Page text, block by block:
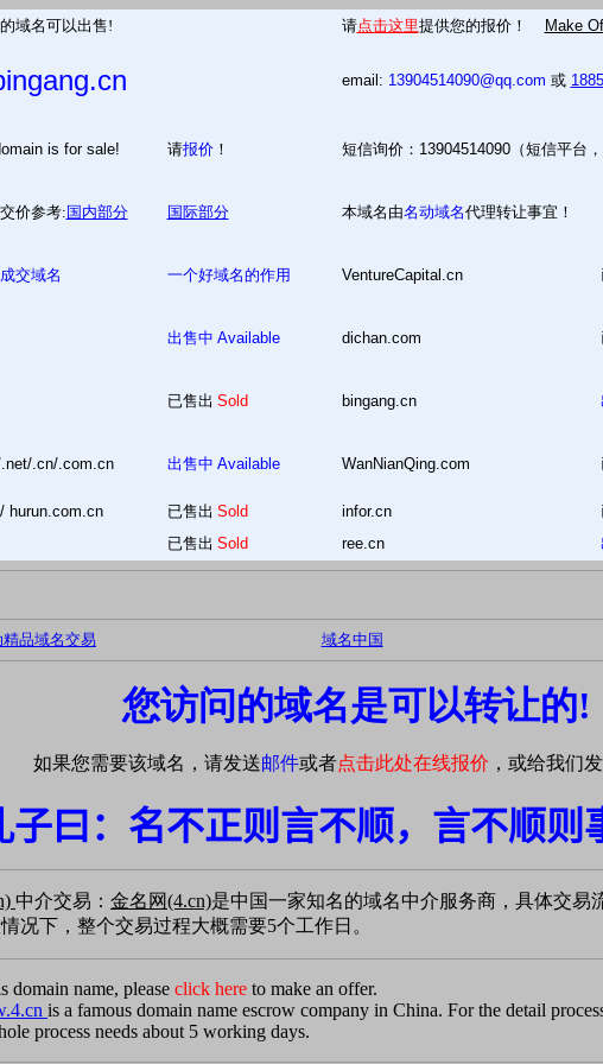
域名可以出售! 请点击这里提供您的报价！ Make
email: 13904514090@qq.com 或
domain is for sale! 请报价！ 短信询价：13904514090（短信平台，
价参考: 国内部分 国际部分 本域名由名动域名代理转让事宜！
交域名 一个好域名的作用 VentureCapital.cn
出售中 Available dichan.com
已售出 Sold bingang.cn
.cn/.com.cn 出售中 Available WanNianQing.com
hurun.com.cn 已售出 Sold infor.cn
已售出 Sold ree.cn
精品域名交易 域名中国
您访问的域名是可以转让的!
如果您需要该域名，请发送邮件或者点击此处在线报价 ，或给我们
子曰：名不正则言不顺，言不顺则
中介交易： 金名网(4.cn)是中国一家知名的域名中介服务商，具体交易
况下，整个交易过程大概需要5个工作日。
domain name, please click here to make an offer.
is a famous domain name escrow company in China. For the detail
process needs about 5 working days.